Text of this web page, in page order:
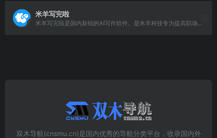
米羊写完啦
米羊写完啦是国内新锐的AI写作软件。是米羊科技专为提高职场人群写作效率而设计，提供素材整理，素材搜索服务。米羊写完啦为您的写作提供更实时更丰富更准确的素材。
双木导航(cnsmu.cn)是国内优秀的导航分类平台，收录国内外